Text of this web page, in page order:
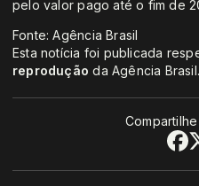
pelo valor pago até o fim de
Fonte: Agência Brasil
Esta notícia foi publicada
reprodução da Agência Brasil.